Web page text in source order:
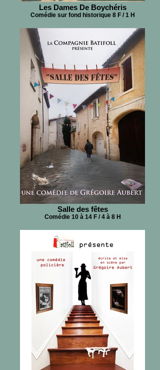
Les Dames De Boychéris
Comédie sur fond historique 8 F / 1 H
Salle des fêtes
Comédie 10 à 14 F / 4 à 8 H